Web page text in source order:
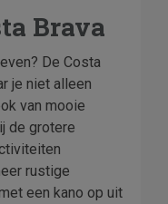
Brava
De Costa
je niet alleen
van mooie
de grotere
rustige
een kano op uit